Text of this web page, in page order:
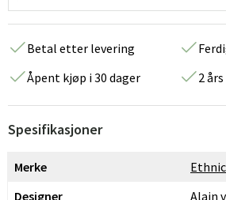
Betal etter levering
Åpent kjøp i 30 dager
2
Spesifikasjoner
Merke
Designer
Alain